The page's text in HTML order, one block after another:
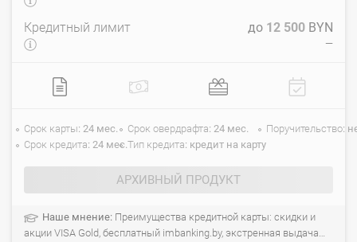
Кредитный лимит до 12 500 BYN
—
АРХИВНЫЙ ПРОДУКТ
Срок карты 24 мес.
Срок кредита 24 мес.
Срок овердрафта 24 мес.
Тип кредита кредит на карту
Поручительство
Наше мнение: Преимущества кредитной карты: скидки и
акции VISA Gold, бесплатный imbanking.by, экстренная выдача